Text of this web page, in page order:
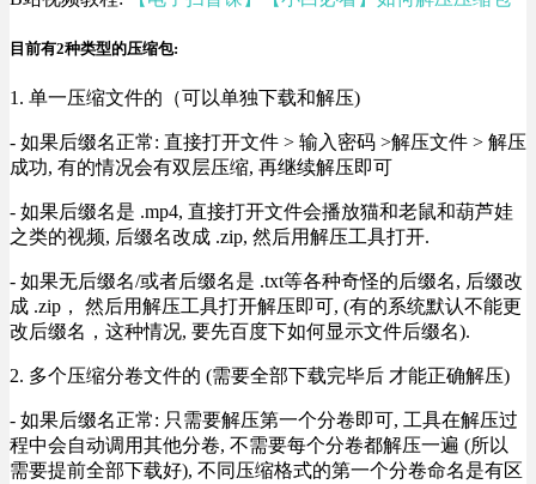
目前有2种类型的压缩包:
1. 单一压缩文件的（可以单独下载和解压)
- 如果后缀名正常: 直接打开文件 > 输入密码 >解压文件 > 解压
成功, 有的情况会有双层压缩, 再继续解压即可
- 如果后缀名是 .mp4, 直接打开文件会播放猫和老鼠和葫芦娃
之类的视频, 后缀名改成 .zip, 然后用解压工具打开.
- 如果无后缀名/或者后缀名是 .txt等各种奇怪的后缀名, 后缀改
成 .zip， 然后用解压工具打开解压即可, (有的系统默认不能更
改后缀名，这种情况, 要先百度下如何显示文件后缀名).
2. 多个压缩分卷文件的 (需要全部下载完毕后 才能正确解压)
- 如果后缀名正常: 只需要解压第一个分卷即可, 工具在解压过
程中会自动调用其他分卷, 不需要每个分卷都解压一遍 (所以
需要提前全部下载好), 不同压缩格式的第一个分卷命名是有区